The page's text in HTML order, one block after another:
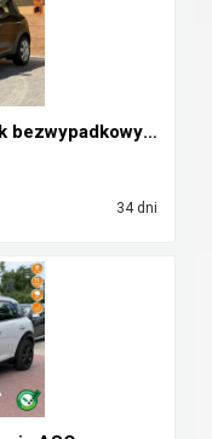
Mini Countryman 12r. klimatronik bezwypadkowy Cz-w...
34 dni